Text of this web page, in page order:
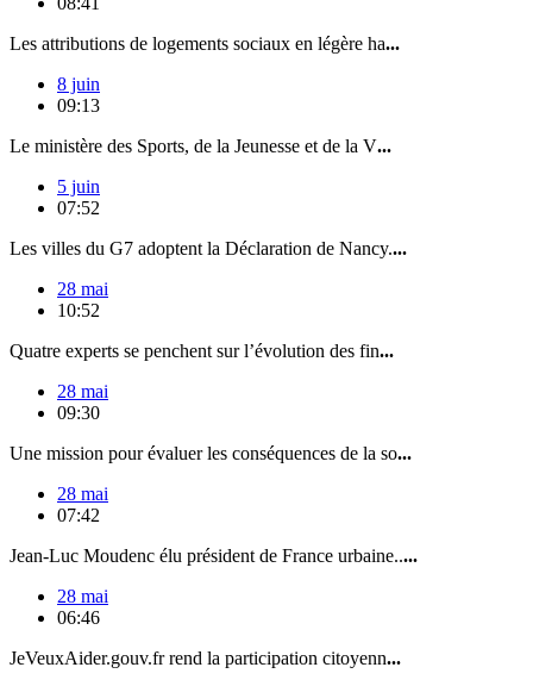
Les attributions de logements sociaux en légère ha...
8 juin
09:13
Le ministère des Sports, de la Jeunesse et de la V...
5 juin
07:52
Les villes du G7 adoptent la Déclaration de Nancy....
28 mai
10:52
Quatre experts se penchent sur l’évolution des fin...
28 mai
09:30
Une mission pour évaluer les conséquences de la so...
28 mai
07:42
Jean-Luc Moudenc élu président de France urbaine.....
28 mai
06:46
JeVeuxAider.gouv.fr rend la participation citoyenn...